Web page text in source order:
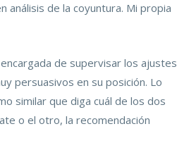
análisis de la coyuntura. Mi propia
de supervisar los ajustes
persuasivos en su posición. Lo
similar que diga cuál de los dos
o el otro, la recomendación